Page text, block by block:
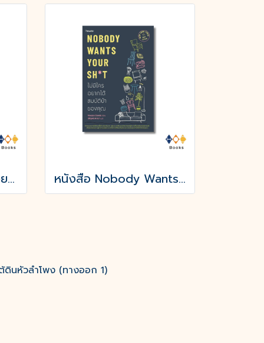
หนังสือ โอบกอดเด็กน้อยในใจเรา (YOUR POCKET THERAPIST) หนังสือ Nobody Wants Your Sht ไม่มีใครอยากได้สมบัติบ้าของคุณ
นหัวลำโพง (ทางออก 1)